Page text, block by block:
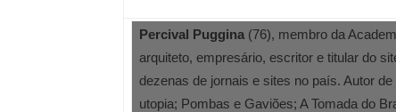
Percival Puggina (76), membro da
arquiteto, empresário, escritor e titular do
dezenas de jornais e sites no país. Autor
utopia; Pombas e Gaviões; A Tomada do